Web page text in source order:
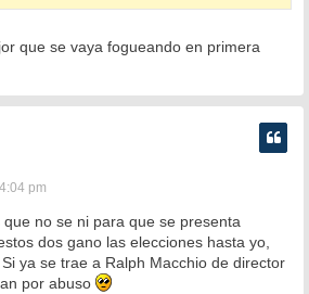
que se vaya fogueando en primera
pm
no se ni para que se presenta
dos gano las elecciones hasta yo,
Si ya se trae a Ralph Macchio de director
por abuso